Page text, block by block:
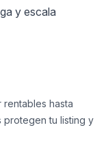
y escala
hasta
protegen tu listing y